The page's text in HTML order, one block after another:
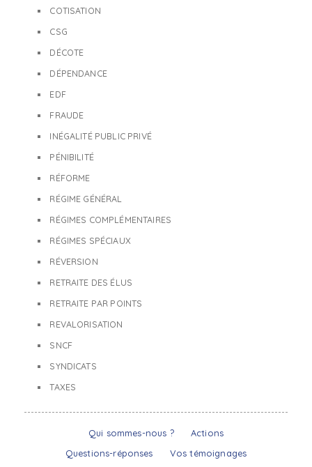
COTISATION
CSG
DÉCOTE
DÉPENDANCE
EDF
FRAUDE
INÉGALITÉ PUBLIC PRIVÉ
PÉNIBILITÉ
RÉFORME
RÉGIME GÉNÉRAL
RÉGIMES COMPLÉMENTAIRES
RÉGIMES SPÉCIAUX
RÉVERSION
RETRAITE DES ÉLUS
RETRAITE PAR POINTS
REVALORISATION
SNCF
SYNDICATS
TAXES
Qui sommes-nous ?
Actions
Questions-réponses
Vos témoignages